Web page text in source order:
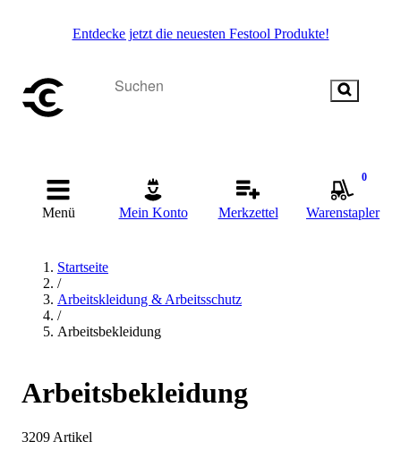
Entdecke jetzt die neuesten Festool Produkte!
Menü Mein Konto Merkzettel
0
Warenstapler
Startseite
/
Arbeitskleidung & Arbeitsschutz
/
Arbeitsbekleidung
Arbeitsbekleidung
3209 Artikel